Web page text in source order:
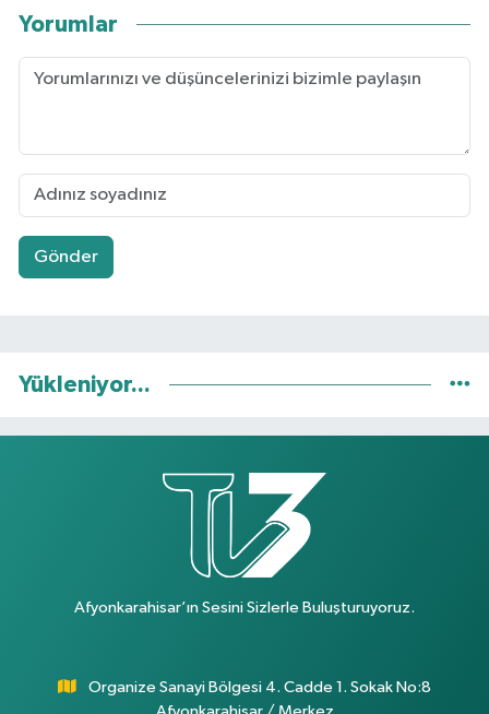
Yorumlar
Gönder
Yükleniyor...
Afyonkarahisar’ın Sesini Sizlerle Buluşturuyoruz.
Organize Sanayi Bölgesi 4. Cadde 1. Sokak No:8